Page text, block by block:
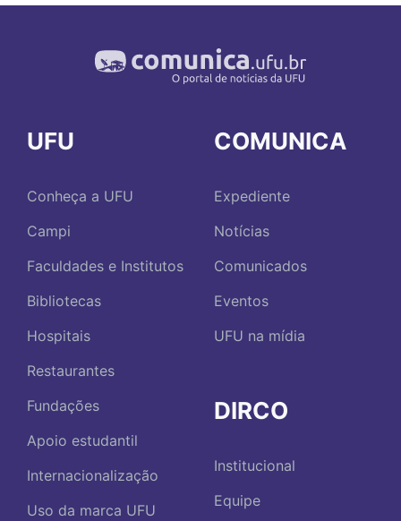
UFU
Conheça a UFU
Campi
Faculdades e Institutos
Bibliotecas
Hospitais
Restaurantes
Fundações
Apoio estudantil
Internacionalização
Uso da marca UFU
COMUNICA
Expediente
Notícias
Comunicados
Eventos
UFU na mídia
DIRCO
Institucional
Equipe